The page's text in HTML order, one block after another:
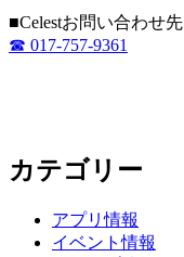
■Celestお問い合わせ先
☎ 017-757-9361
カテゴリー
アプリ情報
イベント情報